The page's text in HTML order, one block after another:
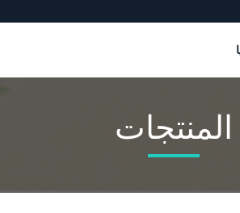
المنتجات